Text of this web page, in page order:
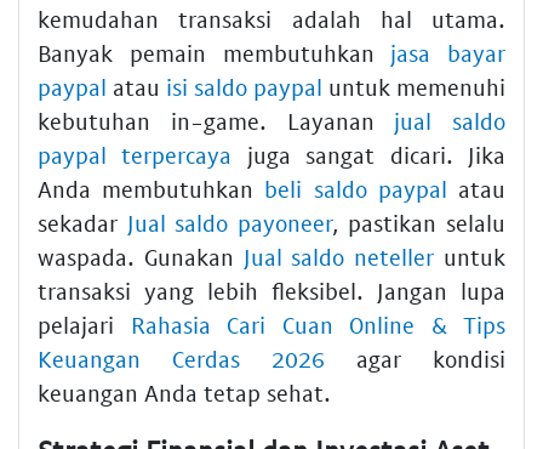
kemudahan transaksi adalah hal utama.
Banyak pemain membutuhkan jasa bayar
paypal atau isi saldo paypal untuk memenuhi
kebutuhan in-game. Layanan jual saldo
paypal terpercaya
juga sangat dicari. Jika
Anda membutuhkan beli saldo paypal atau
sekadar Jual saldo payoneer, pastikan selalu
waspada. Gunakan Jual saldo neteller untuk
transaksi yang lebih fleksibel. Jangan lupa
pelajari Rahasia Cari Cuan Online & Tips
Keuangan Cerdas 2026 agar kondisi
keuangan Anda tetap sehat.